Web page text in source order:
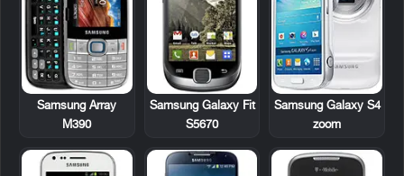
Samsung Galaxy S4
zoom
Samsung Galaxy Fit
S5670
Samsung Array
M390